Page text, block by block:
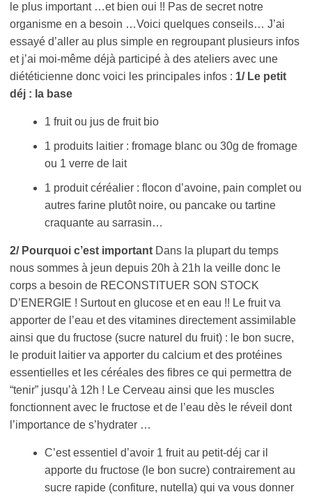
le plus important …et bien oui !! Pas de secret notre
organisme en a besoin …Voici quelques conseils… J’ai
essayé d’aller au plus simple en regroupant plusieurs infos
et j’ai moi-même déjà participé à des ateliers avec une
diététicienne donc voici les principales infos : 1/ Le petit
déj : la base
1 fruit ou jus de fruit bio
1 produits laitier : fromage blanc ou 30g de fromage
ou 1 verre de lait
1 produit céréalier : flocon d’avoine, pain complet ou
autres farine plutôt noire, ou pancake ou tartine
craquante au sarrasin…
2/ Pourquoi c’est important Dans la plupart du temps
nous sommes à jeun depuis 20h à 21h la veille donc le
corps a besoin de RECONSTITUER SON STOCK
D’ENERGIE ! Surtout en glucose et en eau !! Le fruit va
apporter de l’eau et des vitamines directement assimilable
ainsi que du fructose (sucre naturel du fruit) : le bon sucre,
le produit laitier va apporter du calcium et des protéines
essentielles et les céréales des fibres ce qui permettra de
“tenir” jusqu’à 12h ! Le Cerveau ainsi que les muscles
fonctionnent avec le fructose et de l’eau dès le réveil dont
l’importance de s’hydrater …
C’est essentiel d’avoir 1 fruit au petit-déj car il
apporte du fructose (le bon sucre) contrairement au
sucre rapide (confiture, nutella) qui va vous donner